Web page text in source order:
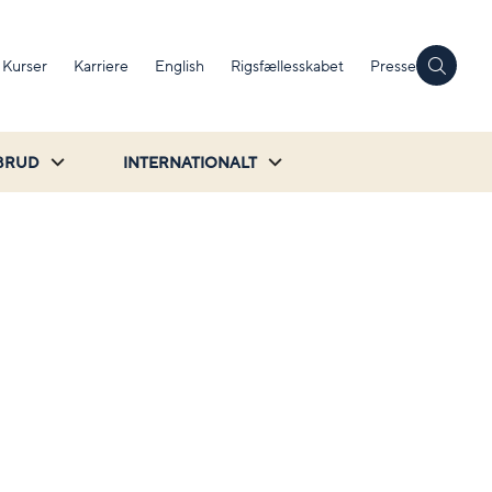
Kurser Karriere English Rigsfællesskabet Presse
INTERNATIONALT